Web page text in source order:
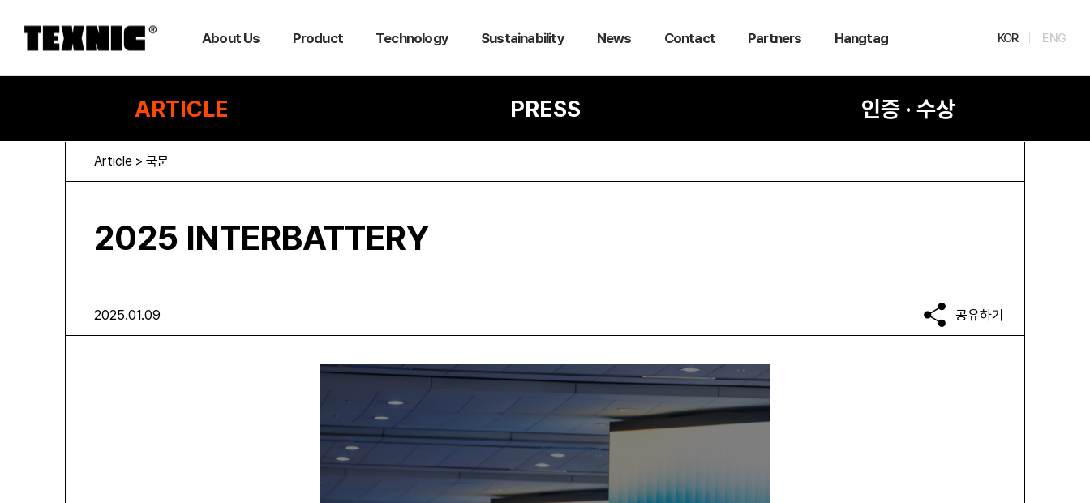
About Us Product Technology Sustainability News Contact Partners Hangtag KOR ENG
ARTICLE PRESS 인증 · 수상
Article > 국문
2025 INTERBATTERY
2025.01.09 공유하기